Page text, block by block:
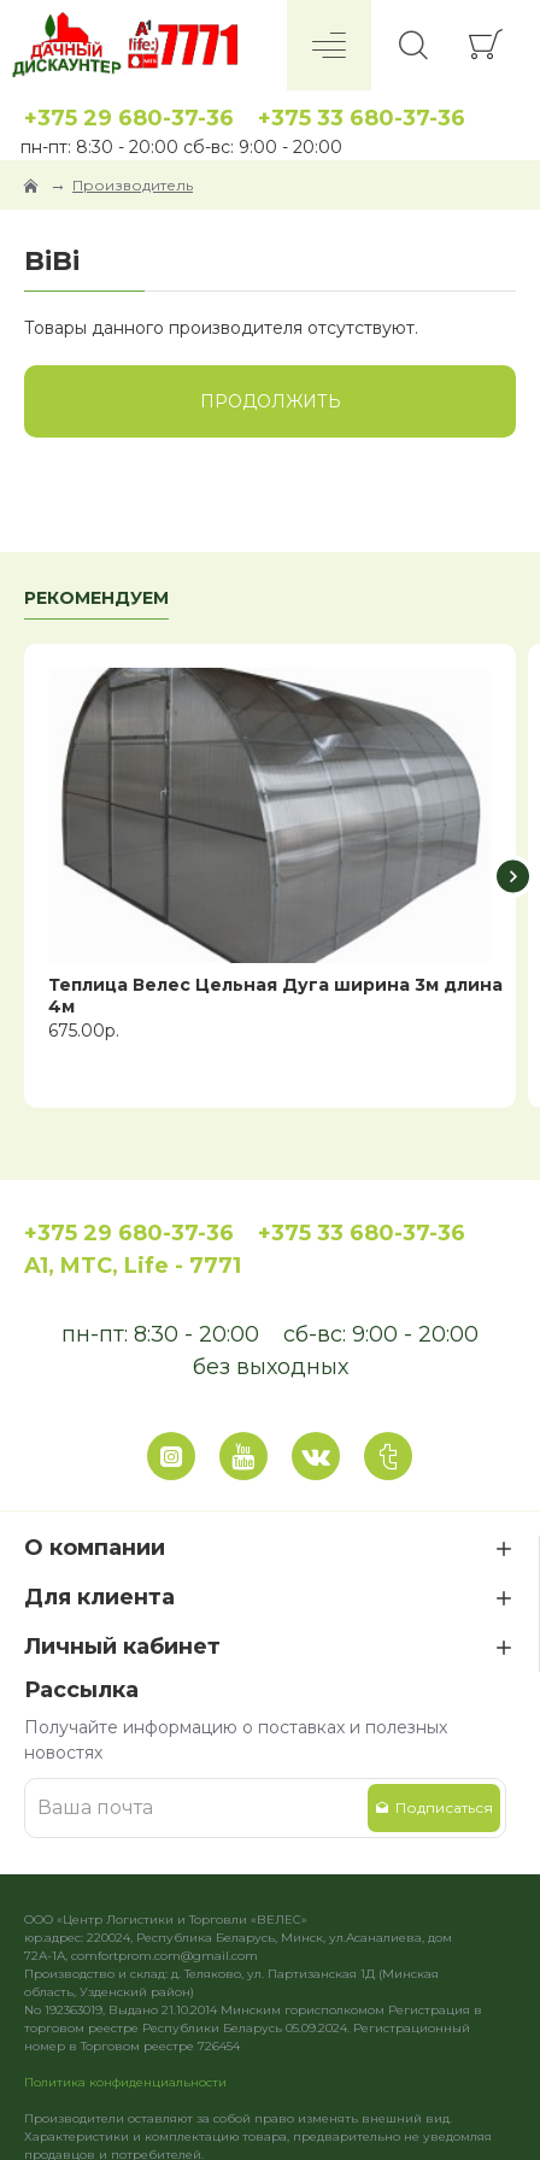
+375 29 680-37-36 +375 33 680-37-36
пн-пт: 8:30 - 20:00 сб-вс: 9:00 - 20:00
Производитель
BiBi
Товары данного производителя отсутствуют.
ПРОДОЛЖИТЬ
РЕКОМЕНДУЕМ
Теплица Велес Цельная Дуга ширина 3м длина
4м
675.00р.
+375 29 680-37-36
+375 33 680-37-36
A1, MTC, Life - 7771
пн-пт: 8:30 - 20:00
сб-вс: 9:00 - 20:00
без выходных
О компании
Для клиента
Личный кабинет
Рассылка
Получайте информацию о поставках и полезных
новостях
Подписаться
ООО «Центр Логистики и Торговли «ВЕЛЕС»
юр.адрес: 220024, Республика Беларусь, Минск, ул.Асаналиева, дом
72А-1А, comfortprom.com@gmail.com
Производство и склад: д. Теляково, ул. Партизанская 1Д (Минская
область, Узденский район)
No 192363019, Выдано 21.10.2014 Минским горисполкомом Регистрация в
торговом реестре Республики Беларусь 05.09.2024. Регистрационный
номер в Торговом реестре 726454
Политика конфиденциальности
Производители оставляют за собой право изменять внешний вид.
Характеристики и комплектацию товара, предварительно не уведомляя
продавцов и потребителей.